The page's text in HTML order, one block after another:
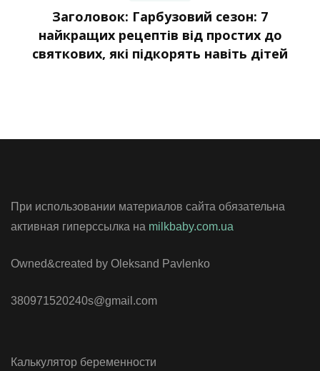
Заголовок: Гарбузовий сезон: 7
найкращих рецептів від простих до
святкових, які підкорять навіть дітей
При использовании материалов сайта обязательна
активная гиперссылка на milkbaby.com.ua
Owned&created by Oleksand Pavlenko
380971520240s@gmail.com
Калькулятор беременности